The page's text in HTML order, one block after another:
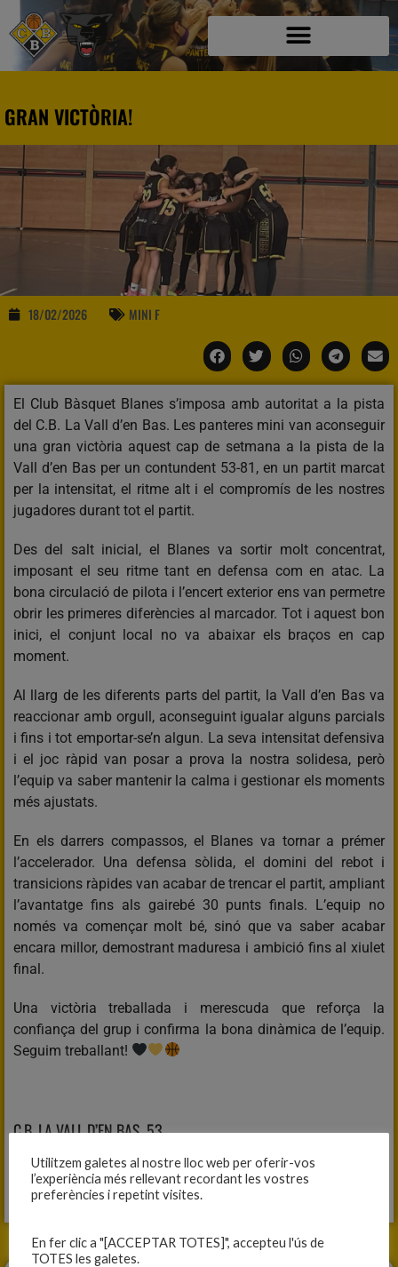
GRAN VICTÒRIA!
18/02/2026 MINI F
El Club Bàsquet Blanes s’imposa amb autoritat a la pista
del C.B. La Vall d’en Bas. Les panteres mini van aconseguir
una gran victòria aquest cap de setmana a la pista de la
Vall d’en Bas per un contundent 53-81, en un partit marcat
per la intensitat, el ritme alt i el compromís de les nostres
jugadores durant tot el partit.
Des del salt inicial, el Blanes va sortir molt concentrat,
imposant el seu ritme tant en defensa com en atac. La
bona circulació de pilota i l’encert exterior ens van permetre
obrir les primeres diferències al marcador. Tot i aquest bon
inici, el conjunt local no va abaixar els braços en cap
moment.
Al llarg de les diferents parts del partit, la Vall d’en Bas va
reaccionar amb orgull, aconseguint igualar alguns parcials
i fins i tot emportar-se’n algun. La seva intensitat defensiva
i el joc ràpid van posar a prova la nostra solidesa, però
l’equip va saber mantenir la calma i gestionar els moments
més ajustats.
En els darrers compassos, el Blanes va tornar a prémer
l’accelerador. Una defensa sòlida, el domini del rebot i
transicions ràpides van acabar de trencar el partit, ampliant
l’avantatge fins als gairebé 30 punts finals. L’equip no
només va començar molt bé, sinó que va saber acabar
encara millor, demostrant maduresa i ambició fins al xiulet
final.
Una victòria treballada i merescuda que reforça la
confiança del grup i confirma la bona dinàmica de l’equip.
Seguim treballant!
C.B. LA VALL D’EN BAS, 53
MINI A FEMENÍ, 81
Fitxa del partit
Utilitzem galetes al nostre lloc web per oferir-vos
l’experiència més rellevant recordant les vostres
preferències i repetint visites.
En fer clic a "[ACCEPTAR TOTES]", accepteu l'ús de
TOTES les galetes.